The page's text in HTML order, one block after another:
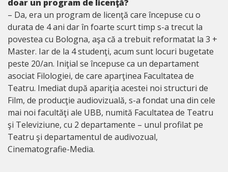
doar un program de licenţă?
– Da, era un program de licenţă care începuse cu o
durata de 4 ani dar în foarte scurt timp s-a trecut la
povestea cu Bologna, aşa că a trebuit reformatat la 3 +
Master. Iar de la 4 studenţi, acum sunt locuri bugetate
peste 20/an. Iniţial se începuse ca un departament
asociat Filologiei, de care aparţinea Facultatea de
Teatru. Imediat după apariţia acestei noi structuri de
Film, de producţie audiovizuală, s-a fondat una din cele
mai noi facultăţi ale UBB, numită Facultatea de Teatru
şi Televiziune, cu 2 departamente – unul profilat pe
Teatru şi departamentul de audivozual,
Cinematografie-Media.